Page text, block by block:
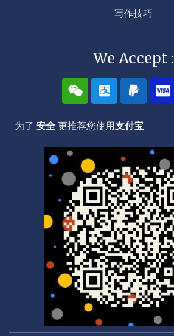
写作技巧
We Accept :
W
e
i
x
n
A
l
i
p
a
y
P
a
y
p
l
C
c
-
s
a
为了 安全 更推荐您使用支付宝